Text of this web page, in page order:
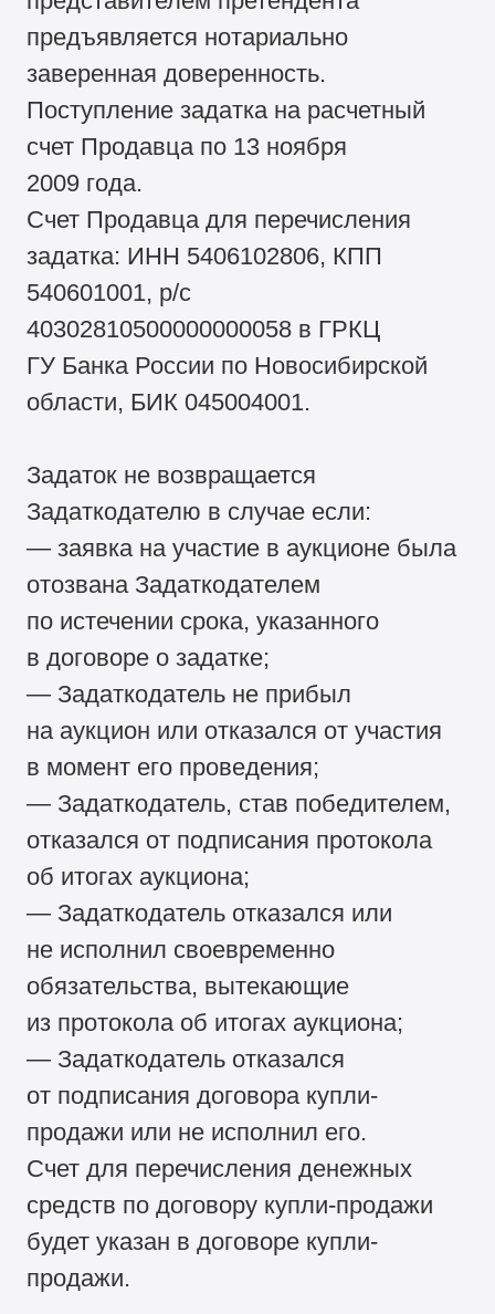
предъявляется нотариально
заверенная доверенность.
Поступление задатка на расчетный
счет Продавца по 13 ноября
2009 года.
Счет Продавца для перечисления
задатка: ИНН 5406102806, КПП
540601001, р/с
40302810500000000058 в ГРКЦ
ГУ Банка России по Новосибирской
области, БИК 045004001.
Задаток не возвращается
Задаткодателю в случае если:
— заявка на участие в аукционе была
отозвана Задаткодателем
по истечении срока, указанного
в договоре о задатке;
— Задаткодатель не прибыл
на аукцион или отказался от участия
в момент его проведения;
— Задаткодатель, став победителем,
отказался от подписания протокола
об итогах аукциона;
— Задаткодатель отказался или
не исполнил своевременно
обязательства, вытекающие
из протокола об итогах аукциона;
— Задаткодатель отказался
от подписания договора купли-
продажи или не исполнил его.
Счет для перечисления денежных
средств по договору купли-продажи
будет указан в договоре купли-
продажи.